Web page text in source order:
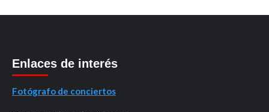
Enlaces de interés
Fotógrafo de conciertos